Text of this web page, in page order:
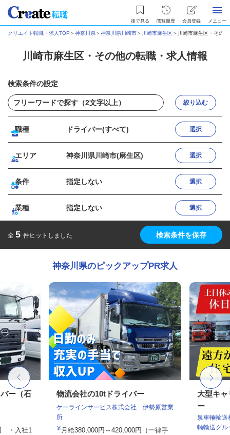
後で見る 閲覧履歴 会員登録 メニュー
クリエイト転職・求人TOP ＞神奈川県＞神奈川県川崎市＞ 川崎市麻生区＞ 川崎市麻生区・その
川崎市麻生区・その他の転職・求人情報
検索条件の設定
絞り込む
職種 ドライバー(すべて) 選択
エリア 神奈川県川崎市(麻生区) 選択
条件 指定しない 選択
業種 指定しない 選択
全 5 件ヒットしました 検索条件を保存
神奈川県のピックアップPR求人
ー（⽯
・⼊社1
物流会社の10tドライバー
ケーラインサービス株式会社 伊勢原営業
所
月給380,000円～420,000円（一律手
大型キ
ー
泉車輛輸
輛輸送グル